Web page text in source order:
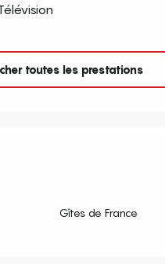
toutes les prestations
Gîtes de France